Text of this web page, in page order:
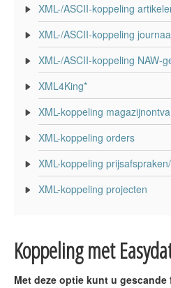
XML-/ASCII-koppeling
XML-/ASCII-koppeling
XML-/ASCII-koppeling NAW-
XML4King*
XML-koppeling
XML-koppeling orders
XML-koppeling
XML-koppeling projecten
Koppeling met
Met deze optie kunt u